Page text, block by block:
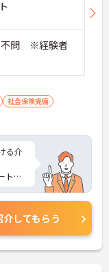
不問 ※経験者
社会保険完備
る介
トを
さら
さ
介してもらう